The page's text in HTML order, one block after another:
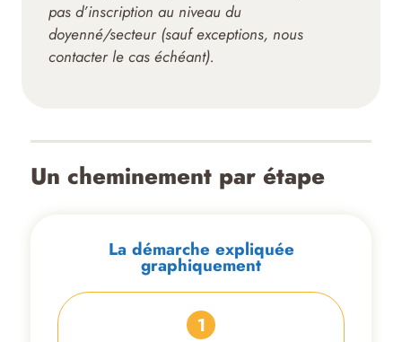
pas d’inscription au niveau du
doyenné/secteur (sauf exceptions, nous
contacter le cas échéant).
Un cheminement par étape
La démarche expliquée
graphiquement